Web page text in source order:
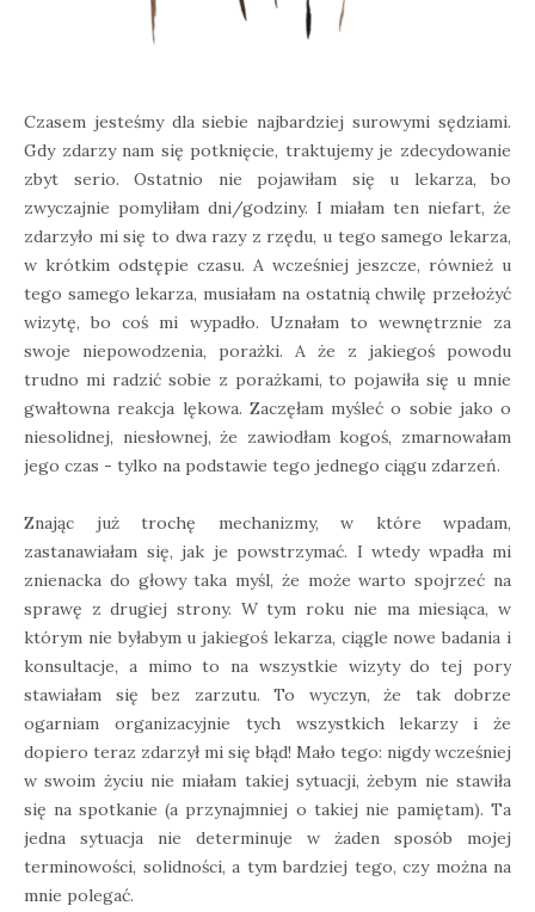
Czasem jesteśmy dla siebie najbardziej surowymi sędziami.
Gdy zdarzy nam się potknięcie, traktujemy je zdecydowanie
zbyt serio. Ostatnio nie pojawiłam się u lekarza, bo
zwyczajnie pomyliłam dni/godziny. I miałam ten niefart, że
zdarzyło mi się to dwa razy z rzędu, u tego samego lekarza,
w krótkim odstępie czasu. A wcześniej jeszcze, również u
tego samego lekarza, musiałam na ostatnią chwilę przełożyć
wizytę, bo coś mi wypadło. Uznałam to wewnętrznie za
swoje niepowodzenia, porażki. A że z jakiegoś powodu
trudno mi radzić sobie z porażkami, to pojawiła się u mnie
gwałtowna reakcja lękowa. Zaczęłam myśleć o sobie jako o
niesolidnej, niesłownej, że zawiodłam kogoś, zmarnowałam
jego czas - tylko na podstawie tego jednego ciągu zdarzeń.
Znając już trochę mechanizmy, w które wpadam,
zastanawiałam się, jak je powstrzymać. I wtedy wpadła mi
znienacka do głowy taka myśl, że może warto spojrzeć na
sprawę z drugiej strony. W tym roku nie ma miesiąca, w
którym nie byłabym u jakiegoś lekarza, ciągle nowe badania i
konsultacje, a mimo to na wszystkie wizyty do tej pory
stawiałam się bez zarzutu. To wyczyn, że tak dobrze
ogarniam organizacyjnie tych wszystkich lekarzy i że
dopiero teraz zdarzył mi się błąd! Mało tego: nigdy wcześniej
w swoim życiu nie miałam takiej sytuacji, żebym nie stawiła
się na spotkanie (a przynajmniej o takiej nie pamiętam). Ta
jedna sytuacja nie determinuje w żaden sposób mojej
terminowości, solidności, a tym bardziej tego, czy można na
mnie polegać.